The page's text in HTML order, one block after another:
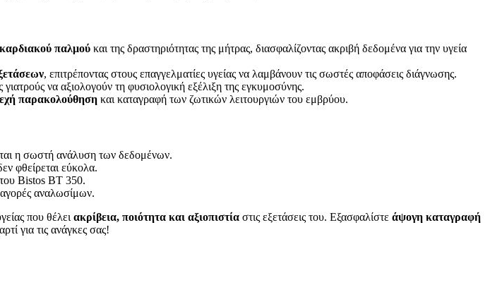
παλμού και της δραστηριότητας της μήτρας, διασφαλίζοντας ακριβή δεδομένα για την υγεία
, επιτρέποντας στους επαγγελματίες υγείας να λαμβάνουν τις σωστές αποφάσεις διάγνωσης.
να αξιολογούν τη φυσιολογική εξέλιξη της εγκυμοσύνης.
παρακολούθηση και καταγραφή των ζωτικών λειτουργιών του εμβρύου.
η σωστή ανάλυση των δεδομένων.
φθείρεται εύκολα.
Bistos BT 350.
αγορές αναλωσίμων.
που θέλει ακρίβεια, ποιότητα και αξιοπιστία στις εξετάσεις του. Εξασφαλίστε άψογη καταγραφή
για τις ανάγκες σας!